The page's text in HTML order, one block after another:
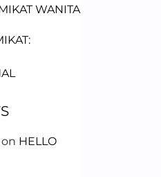
WANITA
on HELLO